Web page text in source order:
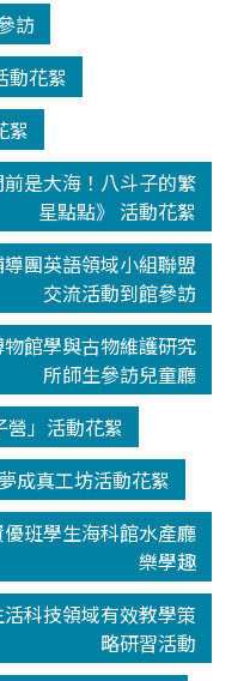
訪
動花絮
絮
是大海！八斗子的繁
星點點》 活動花絮
團英語領域小組聯盟
交流活動到館參訪
館學與古物維護研究
所師生參訪兒童廳
」活動花絮
成真工坊活動花絮
班學生海科館水產廳
樂學趣
科技領域有效教學策
略研習活動